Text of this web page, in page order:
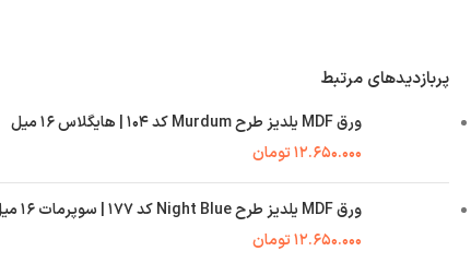
پربازدیدهای مرتبط
ورق MDF یلدیز طرح Murdum کد ۱۰۴ | هایگلاس ۱۶ میل
۱۲.۶۵۰.۰۰۰تومان
ورق MDF یلدیز طرح Night Blue کد ۱۷۷ | سوپرمات ۱۶ میل
۱۲.۶۵۰.۰۰۰تومان